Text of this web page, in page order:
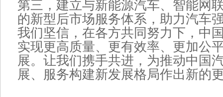
第三，建立与新能源汽车、智能网
的新型后市场服务体系，助力汽车
我们坚信，在各方共同努力下，中
实现更高质量、更有效率、更加公
展。让我们携手共进，为推动中国
展、服务构建新发展格局作出新的